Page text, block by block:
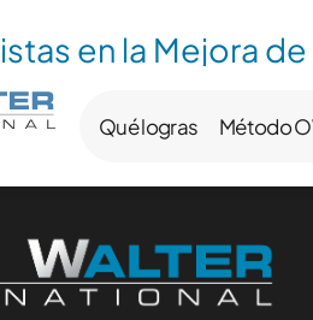
en la Mejora
Qué logras Método